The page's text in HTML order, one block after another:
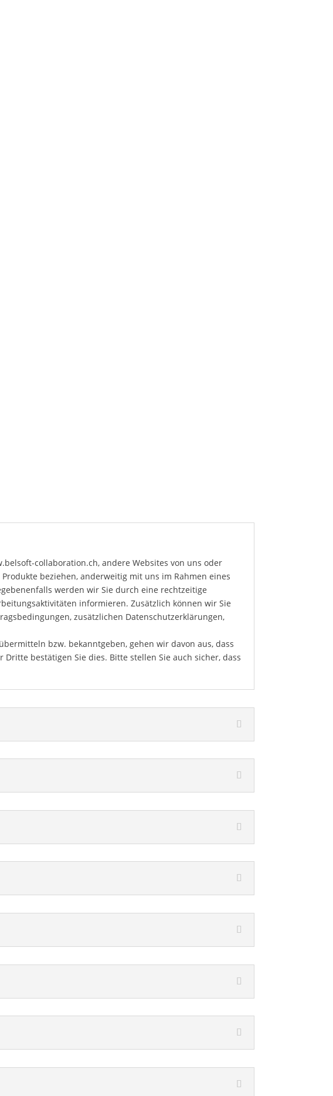
collaboration.ch, andere Websites von uns oder
beziehen, anderweitig mit uns im Rahmen eines
werden wir Sie durch eine rechtzeitige
informieren. Zusätzlich können wir Sie
zusätzlichen Datenschutzerklärungen,
bzw. bekanntgeben, gehen wir davon aus, dass
Dritte bestätigen Sie dies. Bitte stellen Sie auch sicher, dass